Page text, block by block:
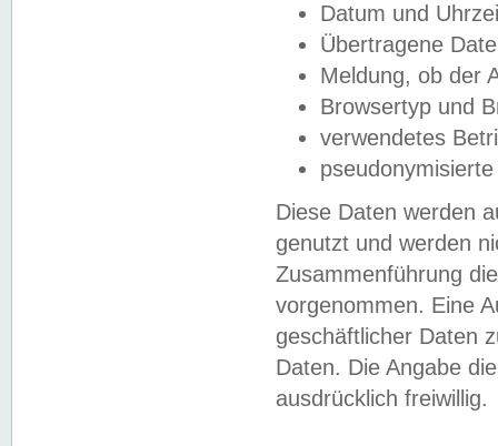
Datum und
Übertragene
Meldung, ob der
Browsertyp und
verwendetes
Diese Daten werden
genutzt und werden
Zusammenführung
vorgenommen. Eine
geschäftlicher Daten
Daten. Die Angabe
ausdrücklich freiwillig.